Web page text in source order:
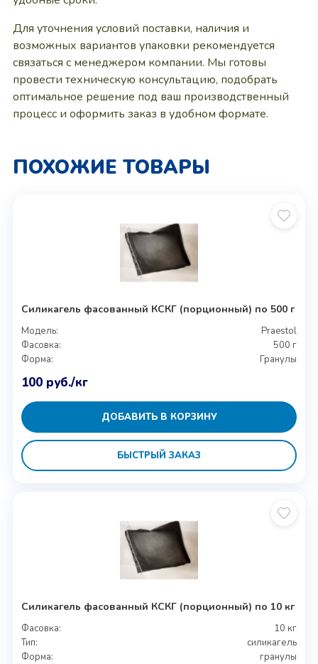
Для уточнения условий поставки, наличия и
возможных вариантов упаковки рекомендуется
связаться с менеджером компании. Мы готовы
провести техническую консультацию, подобрать
оптимальное решение под ваш производственный
процесс и оформить заказ в удобном формате.
ПОХОЖИЕ ТОВАРЫ
Силикагель фасованный КСКГ (порционный) по 500 г
Модель:
Praestol
Фасовка:
500 г
Форма:
Гранулы
100 руб./кг
ДОБАВИТЬ В КОРЗИНУ
БЫСТРЫЙ ЗАКАЗ
Силикагель фасованный КСКГ (порционный) по 10 кг
Фасовка:
10 кг
Тип:
силикагель
Форма:
гранулы